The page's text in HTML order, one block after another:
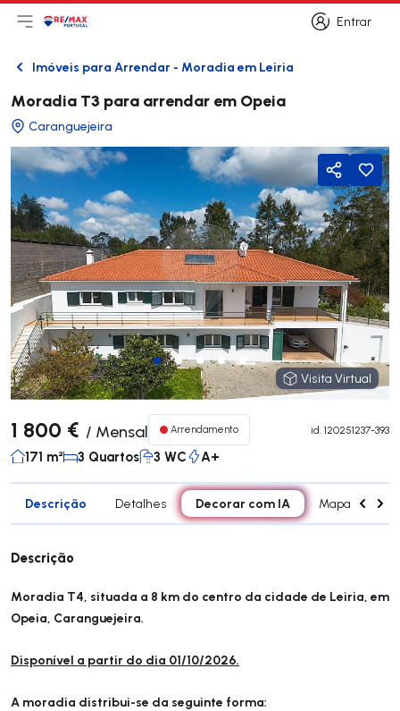
Entrar
Entrar
Abri menu principal
LogoIr para página inicial
VoltarImóveis para Arrendar - Moradia em Leiria
Moradia T3 para arrendar em Opeia
Caranguejeira
Visita Virtual
Visita Virtual
Partilhar
1 800 € / Mensal Arrendamento id. 120251237-393
171 m² 3 Quartos 3 WC A+
Descrição Detalhes Decorar com IA Mapa
Descrição
Moradia T4, situada a 8 km do centro da cidade de Leiria, em
Opeia, Caranguejeira.
Disponível a partir do dia 01/10/2026.
A moradia distribui-se da seguinte forma: